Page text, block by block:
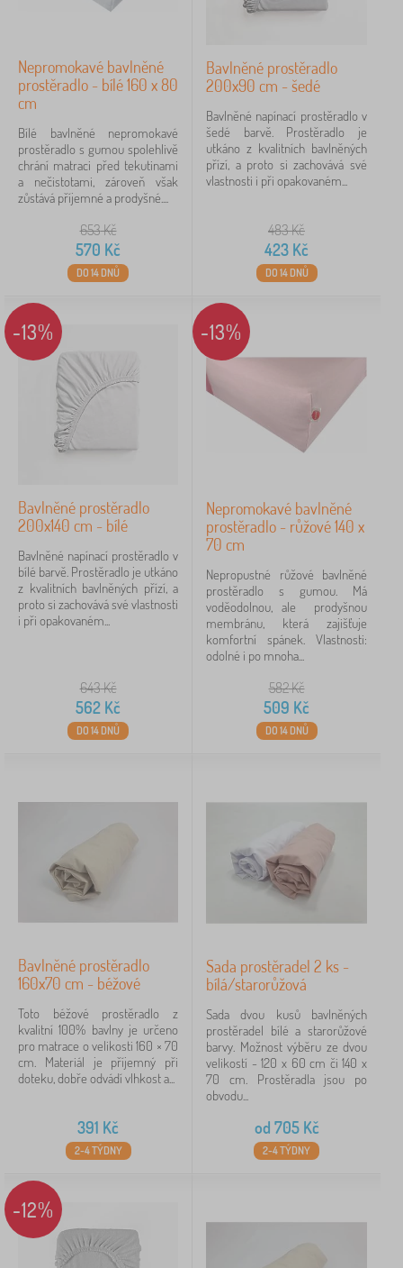
Nepromokavé bavlněné
prostěradlo - bílé 160 x 80
cm
Bílé bavlněné nepromokavé
prostěradlo s gumou spolehlivě
chrání matraci před tekutinami
a nečistotami, zároveň však
zůstává příjemné a prodyšné....
653Kč
570 Kč
DO 14 DNŮ
Bavlněné prostěradlo
200x90 cm - šedé
Bavlněné napínací prostěradlo v
šedé barvě. Prostěradlo je
utkáno z kvalitních bavlněných
přízí, a proto si zachovává své
vlastnosti i při opakovaném...
483Kč
423 Kč
DO 14 DNŮ
-13%
Bavlněné prostěradlo
200x140 cm - bílé
Bavlněné napínací prostěradlo v
bílé barvě. Prostěradlo je utkáno
z kvalitních bavlněných přízí, a
proto si zachovává své vlastnosti
i při opakovaném...
643Kč
562 Kč
DO 14 DNŮ
-13%
Nepromokavé bavlněné
prostěradlo - růžové 140 x
70 cm
Nepropustné růžové bavlněné
prostěradlo s gumou. Má
voděodolnou, ale prodyšnou
membránu, která zajišťuje
komfortní spánek. Vlastnosti:
odolné i po mnoha...
582Kč
509 Kč
DO 14 DNŮ
Bavlněné prostěradlo
160x70 cm - béžové
Toto béžové prostěradlo z
kvalitní 100% bavlny je určeno
pro matrace o velikosti 160 × 70
cm. Materiál je příjemný při
doteku, dobře odvádí vlhkost a...
391 Kč
2-4 TÝDNY
Sada prostěradel 2 ks -
bílá/starorůžová
Sada dvou kusů bavlněných
prostěradel bílé a starorůžové
barvy. Možnost výběru ze dvou
velikostí - 120 x 60 cm či 140 x
70 cm. Prostěradla jsou po
obvodu...
od 705Kč
2-4 TÝDNY
-12%